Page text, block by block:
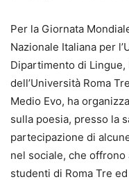
Per la Giornata
Nazionale Italiana per
Dipartimento di
dell’Università Roma
Medio Evo, ha
sulla poesia, presso la
partecipazione di
nel sociale, che
studenti di Roma Tre